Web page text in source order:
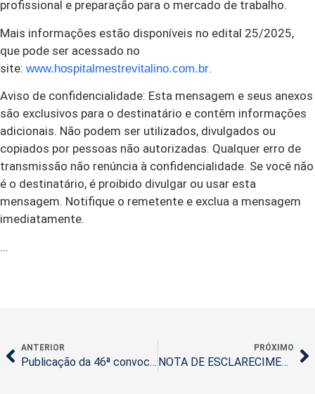
profissional e preparação para o mercado de trabalho.
Mais informações estão disponíveis no edital 25/2025,
que pode ser acessado no
site: www.hospitalmestrevitalino.com.br.
Aviso de confidencialidade: Esta mensagem e seus anexos
são exclusivos para o destinatário e contêm informações
adicionais. Não podem ser utilizados, divulgados ou
copiados por pessoas não autorizadas. Qualquer erro de
transmissão não renúncia à confidencialidade. Se você não
é o destinatário, é proibido divulgar ou usar esta
mensagem. Notifique o remetente e exclua a mensagem
imediatamente.
…
ANTERIOR
Publicação da 46ª convocação Seleção nº 085/2022
PRÓXIMO
NOTA DE ESCLARECIMENTO – SELEÇÃO PÚBLICA SIMPLIFICADA Nº 071/2025